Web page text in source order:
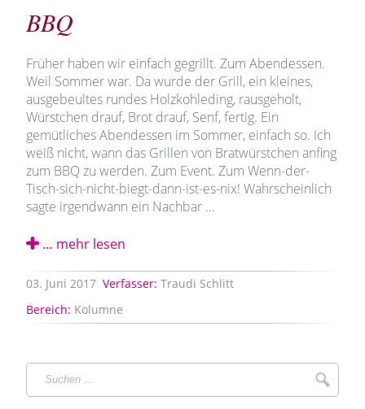
BBQ
Früher haben wir einfach gegrillt. Zum Abendessen.
Weil Sommer war. Da wurde der Grill, ein kleines,
ausgebeultes rundes Holzkohleding, rausgeholt,
Würstchen drauf, Brot drauf, Senf, fertig. Ein
gemütliches Abendessen im Sommer, einfach so. Ich
weiß nicht, wann das Grillen von Bratwürstchen anfing
zum BBQ zu werden. Zum Event. Zum Wenn-der-
Tisch-sich-nicht-biegt-dann-ist-es-nix! Wahrscheinlich
sagte irgendwann ein Nachbar …
… mehr lesen
03. Juni 2017 Verfasser: Traudi Schlitt
Bereich: Kolumne
Suchen
…